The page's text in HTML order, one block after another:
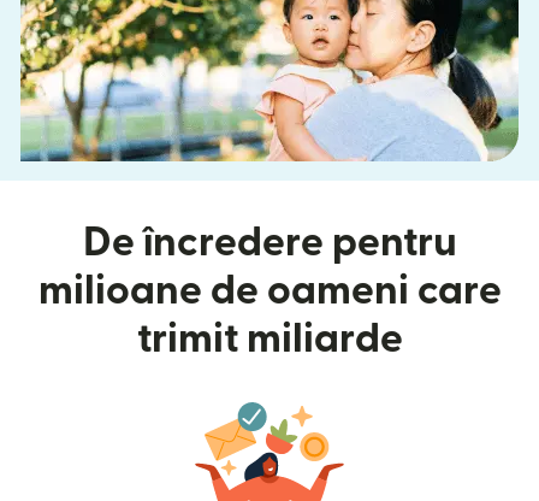
De încredere pentru
milioane de oameni care
trimit miliarde